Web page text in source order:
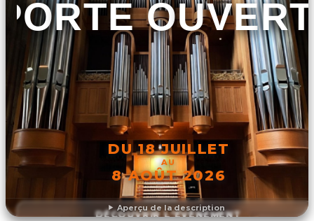
Aperçu de la description
DU 18 JUILLET
AU
8 AOÛT 2026
DÉCOUVRIR L'ÉVÉNEMENT